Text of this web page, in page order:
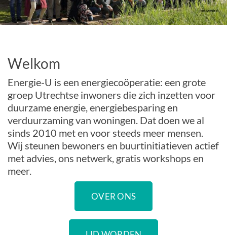
Welkom
Energie-U is een energiecoöperatie: een grote
groep Utrechtse inwoners die zich inzetten voor
duurzame energie, energiebesparing en
verduurzaming van woningen. Dat doen we al
sinds 2010 met en voor steeds meer mensen.
Wij steunen bewoners en buurtinitiatieven actief
met advies, ons netwerk, gratis workshops en
meer.
OVER ONS